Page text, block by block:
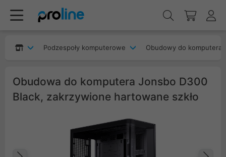
Podzespoły komputerowe Obudowy do komputera
Obudowa do komputera Jonsbo D300
Black, zakrzywione hartowane szkło